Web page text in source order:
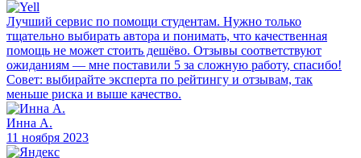
Лучший сервис по помощи студентам. Нужно только
тщательно выбирать автора и понимать, что качественная
помощь не может стоить дешёво. Отзывы соответствуют
ожиданиям — мне поставили 5 за сложную работу, спасибо!
Совет: выбирайте эксперта по рейтингу и отзывам, так
меньше риска и выше качество.
Инна А.
11 ноября 2023